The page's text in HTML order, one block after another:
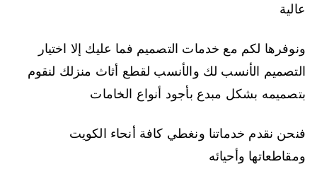
عالية
ونوفرها لكم مع خدمات التصميم فما عليك إلا اختيار
التصميم الأنسب لك والأنسب لقطع أثاث منزلك لنقوم
بتصميمه بشكل مبدع بأجود أنواع الخامات
فنحن نقدم خدماتنا ونغطي كافة أنحاء الكويت
ومقاطعاتها وأحيائه